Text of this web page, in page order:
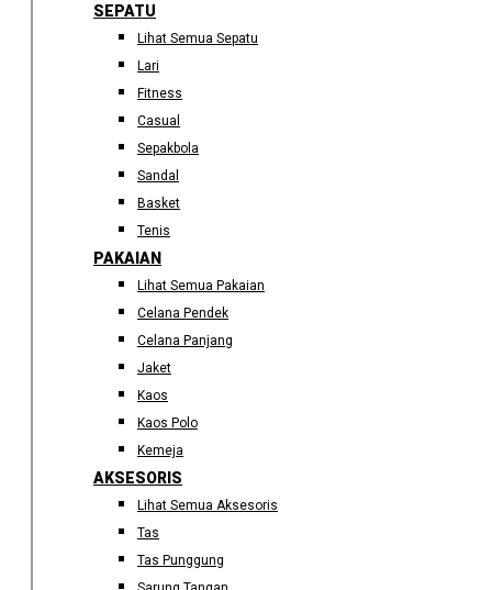
SEPATU
Lihat Semua Sepatu
Lari
Fitness
Casual
Sepakbola
Sandal
Basket
Tenis
PAKAIAN
Lihat Semua Pakaian
Celana Pendek
Celana Panjang
Jaket
Kaos
Kaos Polo
Kemeja
AKSESORIS
Lihat Semua Aksesoris
Tas
Tas Punggung